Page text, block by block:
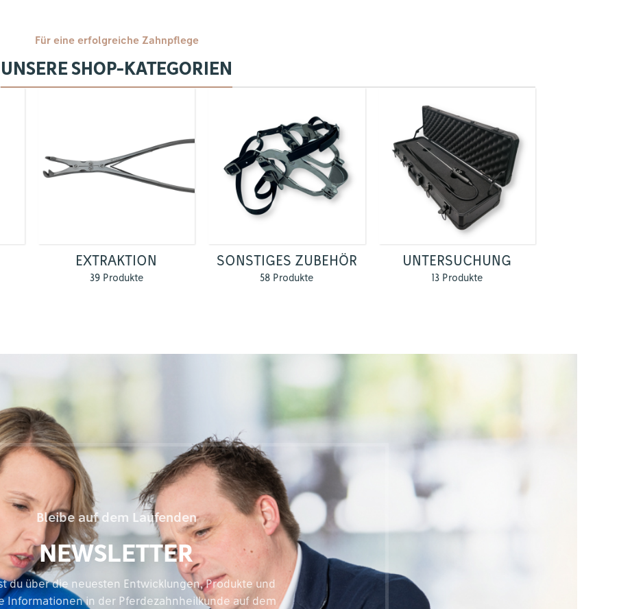
Für eine erfolgreiche Zahnpflege
UNSERE SHOP-KATEGORIEN
EXTRAKTION
39 Produkte
SONSTIGES ZUBEHÖR
58 Produkte
UNTERSUCHUNG
13 Produkte
Bleibe auf dem Laufenden
NEWSLETTER
du über die neuesten Entwicklungen, Produkte und
Informationen in der Pferdezahnheilkunde auf dem